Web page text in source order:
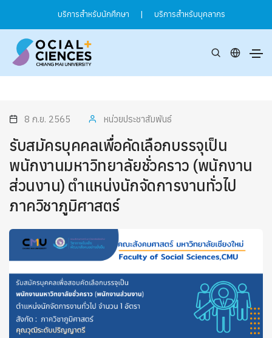
บริการสำหรับนักศึกษา | บริการสำหรับบุคลากร
8 ก.ย. 2565 หน่วยประชาสัมพันธ์
รับสมัครบุคคลเพื่อคัดเลือกบรรจุเป็น
พนักงานมหาวิทยาลัยชั่วคราว (พนักงาน
ส่วนงาน) ตำแหน่งนักจัดการงานทั่วไป
ภาควิชาภูมิศาสตร์